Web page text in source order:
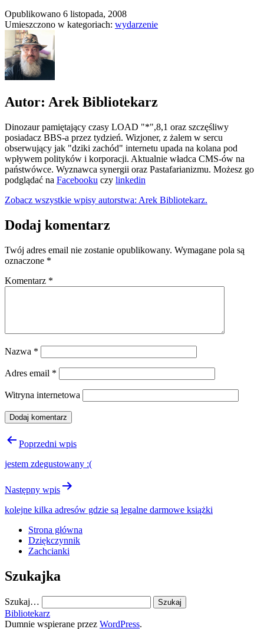
Opublikowano 6 listopada, 2008
Umieszczono w kategoriach: wydarzenie
Autor: Arek Bibliotekarz
Dinozaur pamiętający czasy LOAD "*",8,1 oraz szczęśliwy
posiadacz BBS-a przez tydzień. Wizjoner, z żalem w sercu
obserwujący jak "dziki zachód" internetu upada na kolana pod
wpływem polityków i korporacji. Aktualnie władca CMS-ów na
państwówce. Wyznawca synergii oraz Pastafarianizmu. Możesz go
podglądać na Facebooku czy linkedin
Zobacz wszystkie wpisy autorstwa: Arek Bibliotekarz.
Dodaj komentarz
Twój adres email nie zostanie opublikowany. Wymagane pola są
oznaczone *
Komentarz *
Nazwa *
Adres email *
Witryna internetowa
Nawigacja
Poprzedni wpis
jestem zdegustowany :(
Następny wpis
kolejne kilka adresów gdzie są legalne darmowe książki
Strona główna
Dziękczynnik
Zachcianki
Szukajka
Szukaj…
Bibliotekarz
Dumnie wspierane przez WordPress.